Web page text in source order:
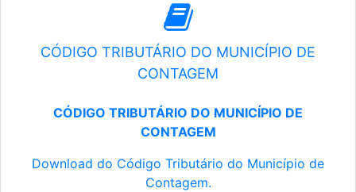
CÓDIGO TRIBUTÁRIO DO MUNICÍPIO DE
CONTAGEM
CÓDIGO TRIBUTÁRIO DO MUNICÍPIO DE
CONTAGEM
Download do Código Tributário do Município de
Contagem.